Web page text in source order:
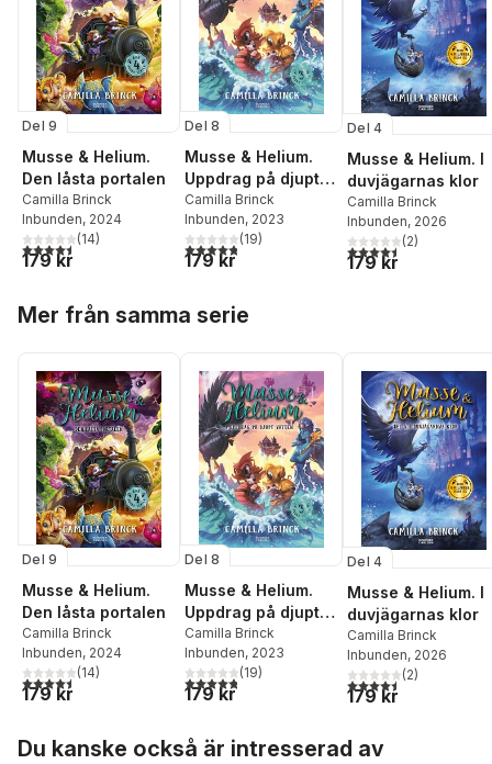
Del 9
Musse & Helium.
Den låsta portalen
Camilla Brinck
Inbunden, 2024
4,5utav 5 stjärnor. Totalt antal röster:
(14)
179 kr
Del 8
Musse & Helium.
Uppdrag på djupt
vatten
Camilla Brinck
Inbunden, 2023
4,8utav 5 stjärnor. Totalt antal röster:
(19)
179 kr
Del 4
Musse & Helium. I
duvjägarnas klor
Camilla Brinck
Inbunden, 2026
4,5utav 5 stjärnor.
(2)
179 kr
Mer från samma serie
Del 9
Musse & Helium.
Den låsta portalen
Camilla Brinck
Inbunden, 2024
4,5utav 5 stjärnor. Totalt antal röster:
(14)
179 kr
Del 8
Musse & Helium.
Uppdrag på djupt
vatten
Camilla Brinck
Inbunden, 2023
4,8utav 5 stjärnor. Totalt antal röster:
(19)
179 kr
Del 4
Musse & Helium. I
duvjägarnas klor
Camilla Brinck
Inbunden, 2026
4,5utav 5 stjärnor.
(2)
179 kr
Du kanske också är intresserad av